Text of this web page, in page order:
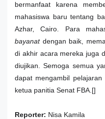
bermanfaat karena
mahasiswa baru tentang
Azhar, Cairo. Para
bayanatdengan baik,
di akhir acara mereka juga
diujikan. Semoga semua
dapat mengambil
ketua panitia Senat FBA.[]
Reporter: Nisa Kamila